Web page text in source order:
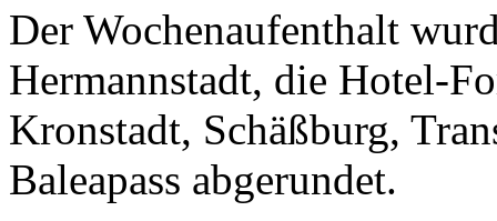
Der Wochenaufenthalt
Hermannstadt, die Hotel-
Kronstadt, Schäßburg,
Baleapass abgerundet.